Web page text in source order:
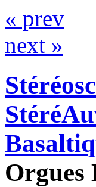
« prev
next »
Orgues